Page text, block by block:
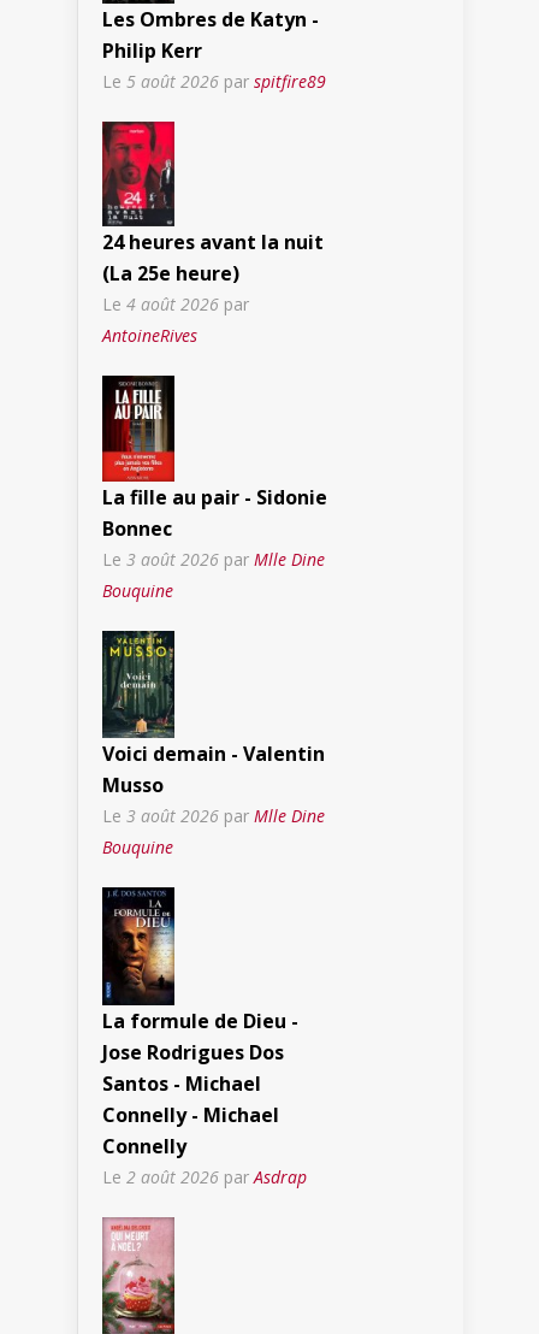
Les Ombres de Katyn -
Philip Kerr
Le 5 août 2026 par spitfire89
24 heures avant la nuit
(La 25e heure)
Le 4 août 2026 par
AntoineRives
La fille au pair - Sidonie
Bonnec
Le 3 août 2026 par Mlle Dine
Bouquine
Voici demain - Valentin
Musso
Le 3 août 2026 par Mlle Dine
Bouquine
La formule de Dieu -
Jose Rodrigues Dos
Santos - Michael
Connelly - Michael
Connelly
Le 2 août 2026 parAsdrap